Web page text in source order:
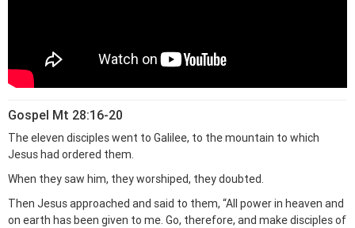
Gospel Mt 28:16-20
The eleven disciples went to Galilee, to the mountain to which
Jesus had ordered them.
When they saw him, they worshiped, they doubted.
Then Jesus approached and said to them, “All power in heaven and
on earth has been given to me. Go, therefore, and make disciples of